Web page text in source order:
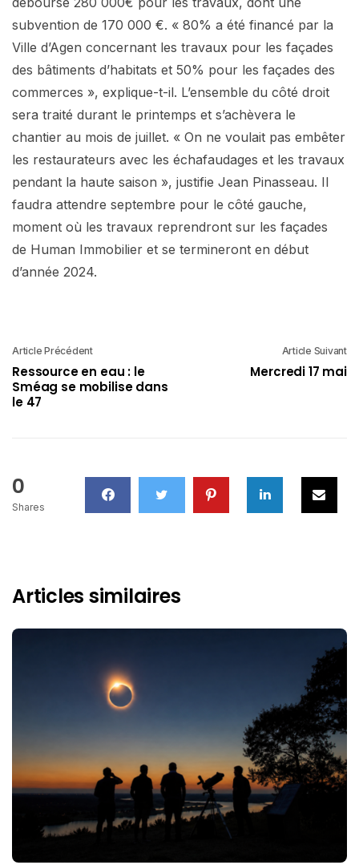
subvention de 170 000 €. « 80% a été financé par la
Ville d’Agen concernant les travaux pour les façades
des bâtiments d’habitats et 50% pour les façades des
commerces », explique-t-il. L’ensemble du côté droit
sera traité durant le printemps et s’achèvera le
chantier au mois de juillet. « On ne voulait pas embêter
les restaurateurs avec les échafaudages et les travaux
pendant la haute saison », justifie Jean Pinasseau. Il
faudra attendre septembre pour le côté gauche,
moment où les travaux reprendront sur les façades
de Human Immobilier et se termineront en début
d’année 2024.
Article Précédent
Ressource en eau : le
Sméag se mobilise dans
le 47
Article Suivant
Mercredi 17 mai
0
Shares
Articles similaires